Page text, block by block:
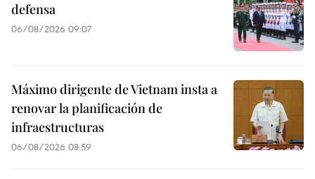
defensa
06/08/2026 09:07
Máximo dirigente de Vietnam insta a
renovar la planificación de
infraestructuras
06/08/2026 08:59